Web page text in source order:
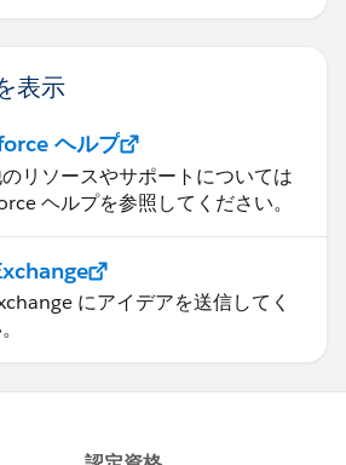
表示
ヘルプ
リソースやサポートについては
ヘルプを参照してください。
にアイデアを送信してく